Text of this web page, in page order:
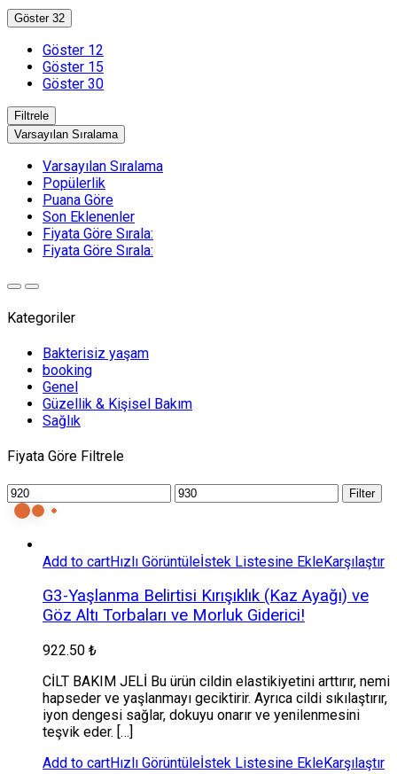
Göster 32
Göster 12
Göster 15
Göster 30
Filtrele
Varsayılan Sıralama
Varsayılan Sıralama
Popülerlik
Puana Göre
Son Eklenenler
Fiyata Göre Sırala:
Fiyata Göre Sırala:
Kategoriler
Bakterisiz yaşam
booking
Genel
Güzellik & Kişisel Bakım
Sağlık
Fiyata Göre Filtrele
Min
price
Max
price
Filter
Add to cartHızlı Görüntüleİstek Listesine EkleKarşılaştır
G3-Yaşlanma Belirtisi Kırışıklık (Kaz Ayağı) ve
Göz Altı Torbaları ve Morluk Giderici!
922.50 ₺
CİLT BAKIM JELİ Bu ürün cildin elastikiyetini arttırır, nemi
hapseder ve yaşlanmayı geciktirir. Ayrıca cildi sıkılaştırır,
iyon dengesi sağlar, dokuyu onarır ve yenilenmesini
teşvik eder. […]
Add to cartHızlı Görüntüleİstek Listesine EkleKarşılaştır